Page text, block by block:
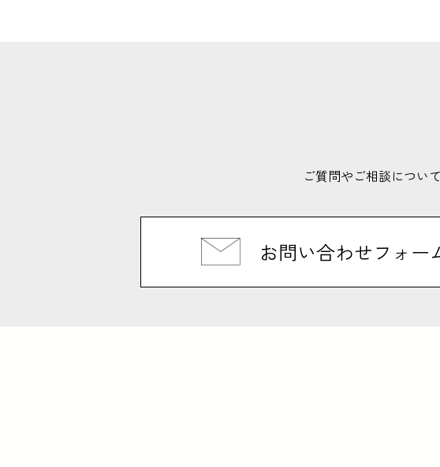
ご質問やご相談について
お問い合わせフォー